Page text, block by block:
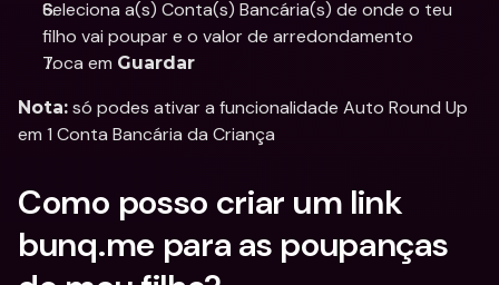
Seleciona a(s) Conta(s) Bancária(s) de onde o teu
filho vai poupar e o valor de arredondamento
Toca em Guardar
Nota: só podes ativar a funcionalidade Auto Round Up
em 1 Conta Bancária da Criança
Como posso criar um link
bunq.me para as poupanças